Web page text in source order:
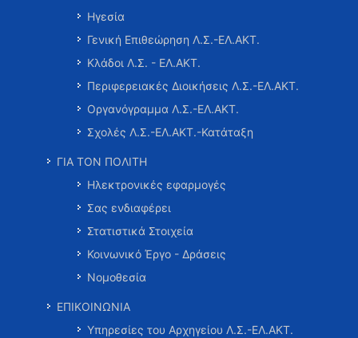
Ηγεσία
Γενική Επιθεώρηση Λ.Σ.-ΕΛ.ΑΚΤ.
Κλάδοι Λ.Σ. - ΕΛ.ΑΚΤ.
Περιφερειακές Διοικήσεις Λ.Σ.-ΕΛ.ΑΚΤ.
Οργανόγραμμα Λ.Σ.-ΕΛ.ΑΚΤ.
Σχολές Λ.Σ.-ΕΛ.ΑΚΤ.-Κατάταξη
ΓΙΑ ΤΟΝ ΠΟΛΙΤΗ
Ηλεκτρονικές εφαρμογές
Σας ενδιαφέρει
Στατιστικά Στοιχεία
Κοινωνικό Έργο - Δράσεις
Νομοθεσία
ΕΠΙΚΟΙΝΩΝΙΑ
Υπηρεσίες του Αρχηγείου Λ.Σ.-ΕΛ.ΑΚΤ.